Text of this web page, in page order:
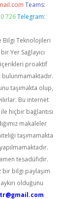
Teams:
726 Telegram:
Bilgi Teknolojileri
Yer Sağlayıcı
proaktif
taşımakta olup,
Bu internet
hiçbir bağlantısı
makaleler
taşımamakta
tesadüfidir.
bir bilgi paylaşım
olduğunu